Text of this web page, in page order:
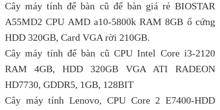
Cây máy tính để bàn cũ để bàn giá rẻ BIOSTAR
A55MD2 CPU AMD a10-5800k RAM 8GB ổ cứng
HDD 320GB, Card VGA rời 210GB.
Cây máy tính để bàn cũ CPU Intel Core i3-2120
RAM 4GB, HDD 320GB VGA ATI RADEON
HD7730, GDDR5, 1GB, 128BIT
Cây máy tính Lenovo, CPU Core 2 E7400-HDD